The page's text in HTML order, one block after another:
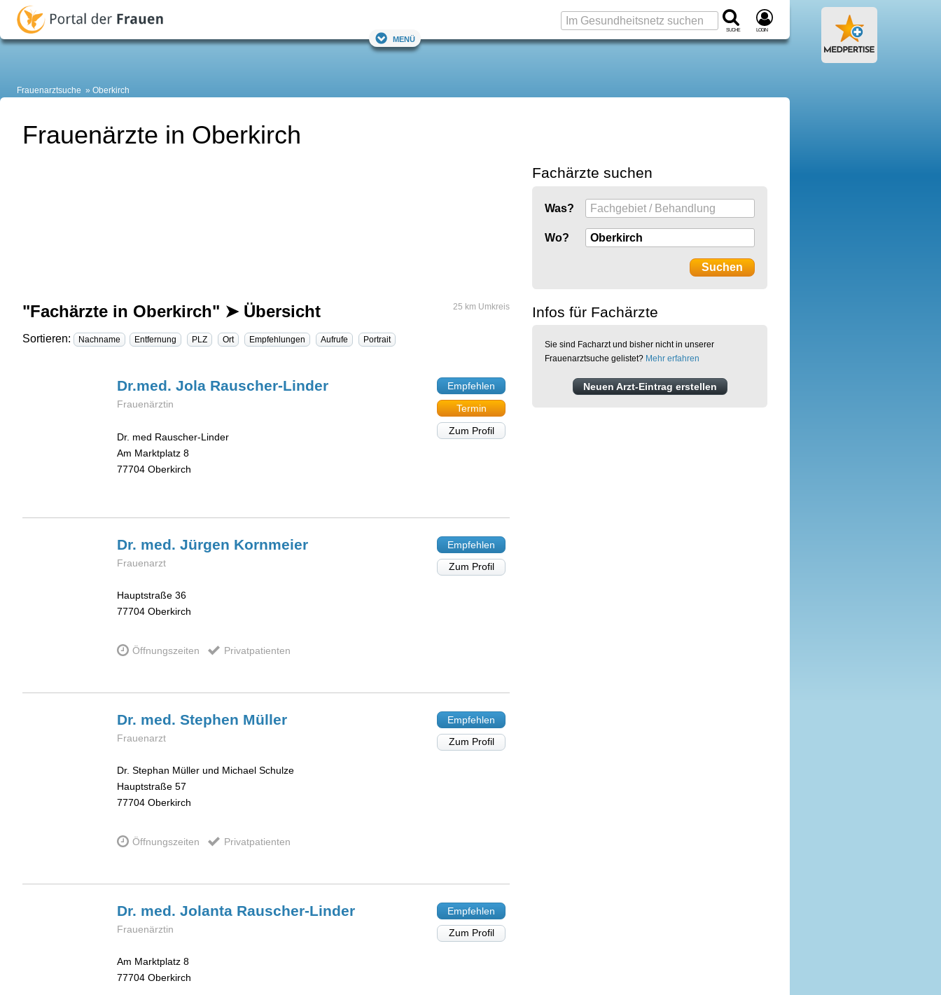
Suche Login
Menü
Frauenarztsuche Oberkirch
Frauenärzte in Oberkirch
"Fachärzte in Oberkirch" ➤ Übersicht 25 km Umkreis
Sortieren: Nachname Entfernung PLZ Ort Empfehlungen Aufrufe Portrait
Dr.med. Jola Rauscher-Linder
Frauenärztin
Dr. med Rauscher-Linder
Am Marktplatz 8
77704 Oberkirch
Empfehlen
Termin
Zum Profil
Dr. med. Jürgen Kornmeier
Frauenarzt
Hauptstraße 36
77704 Oberkirch
Öffnungszeiten Privatpatienten
Empfehlen
Zum Profil
Dr. med. Stephen Müller
Frauenarzt
Dr. Stephan Müller und Michael Schulze
Hauptstraße 57
77704 Oberkirch
Öffnungszeiten Privatpatienten
Empfehlen
Zum Profil
Dr. med. Jolanta Rauscher-Linder
Frauenärztin
Am Marktplatz 8
77704 Oberkirch
Empfehlen
Zum Profil
Fachärzte suchen
Was?
Wo?
Infos für Fachärzte
Sie sind Facharzt und bisher nicht in unserer
Frauenarztsuche gelistet? Mehr erfahren
Neuen Arzt-Eintrag erstellen